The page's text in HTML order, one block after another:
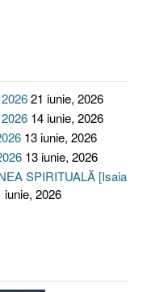
21 iunie, 2026
14 iunie, 2026
13 iunie, 2026
13 iunie, 2026
SPIRITUALĂ [Isaia
iunie, 2026